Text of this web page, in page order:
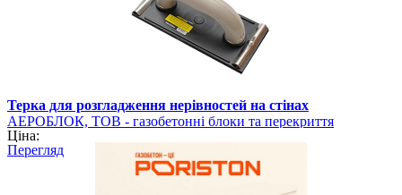
Терка для розгладження нерівностей на стінах
АЕРОБЛОК, ТОВ - газобетонні блоки та перекриття
PORISTON
Ціна:
Перегляд